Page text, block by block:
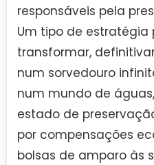
responsáveis pela
Um tipo de estratégia
transformar,
num sorvedouro
num mundo de
estado de
por compensações
bolsas de amparo às